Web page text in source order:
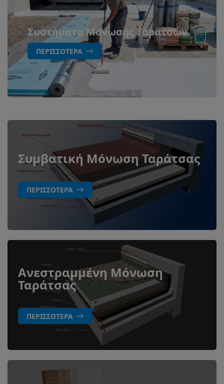
Συστήματα Μόνωσης Ταρατσών
ΠΕΡΙΣΣΌΤΕΡΑ
Συμβατική Μόνωση Ταράτσας
ΠΕΡΙΣΣΌΤΕΡΑ
Ανεστραμμένη Μόνωση
Ταράτσας
ΠΕΡΙΣΣΌΤΕΡΑ